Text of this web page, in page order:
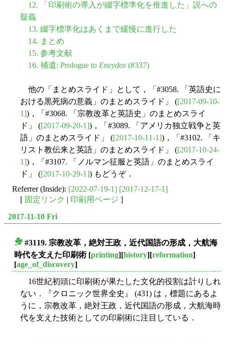
12. 「印刷術の導入が綴字標準化を推進した」説への
疑義
13. 綴字標準化はあくまで緩慢に進行した
14. まとめ
15. 参考文献
16. 補遺: Prologue to Eneydos (#337)
他の「まとめスライド」として，「#3058. 「英語史に
おける黒死病の意義」のまとめスライド」 ([2017-09-10-
1])，「#3068. 「宗教改革と英語史」のまとめスライ
ド」 ([2017-09-20-1])，「#3089. 「アメリカ独立戦争と英
語」のまとめスライド」 ([2017-10-11-1])，「#3102. 「キ
リスト教伝来と英語」のまとめスライド」 ([2017-10-24-
1])，「#3107. 「ノルマン征服と英語」のまとめスライ
ド」 ([2017-10-29-1]) もどうぞ．
Referrer (Inside): [2022-07-19-1] [2017-12-17-1]
[ 固定リンク | 印刷用ページ ]
2017-11-10 Fri
#3119. 宗教改革，絶対王政，近代国語の形成，大航海
時代を支えた印刷術[printing][history][reformation]
[age_of_discovery]
16世紀初頭に印刷術が果たした文化的役割は計りしれ
ない．『クロニック世界全史』 (431) は，標題にあるよ
うに，宗教改革，絶対王政，近代国語の形成，大航海時
代を支えた技術としての印刷術に注目している．